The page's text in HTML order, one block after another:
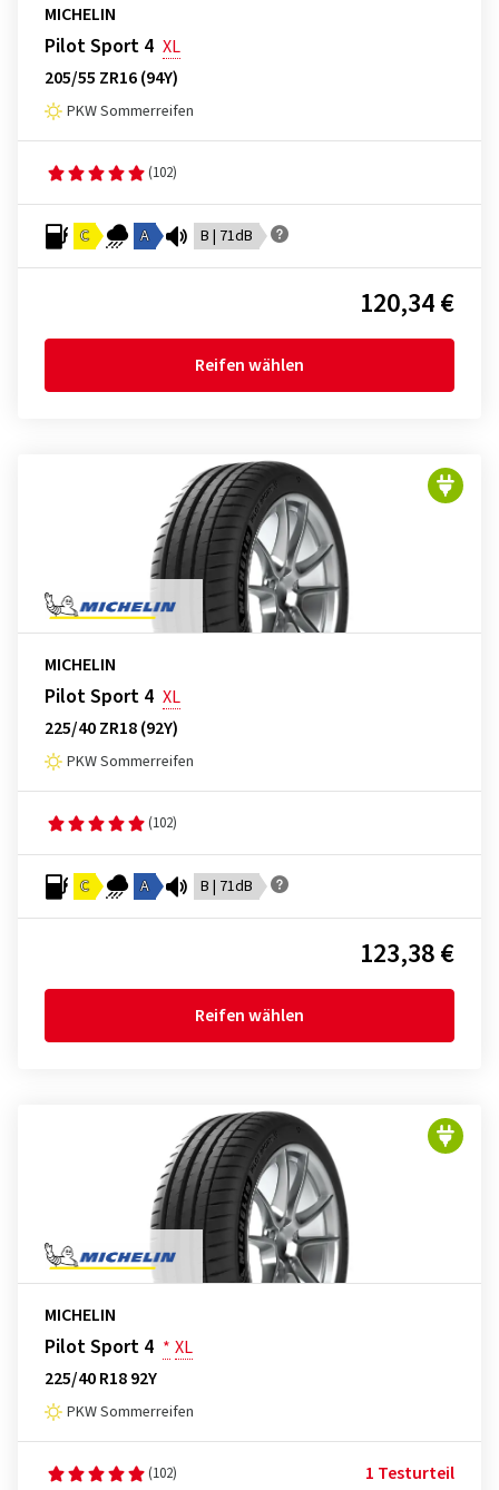
MICHELIN
Pilot Sport 4 XL
205/55 ZR16 (94Y)
PKW Sommerreifen
(102)
C A B | 71dB
120,34 €
Reifen wählen
MICHELIN
Pilot Sport 4 XL
225/40 ZR18 (92Y)
PKW Sommerreifen
(102)
C A B | 71dB
123,38 €
Reifen wählen
MICHELIN
Pilot Sport 4 * XL
225/40 R18 92Y
PKW Sommerreifen
(102) 1 Testurteil